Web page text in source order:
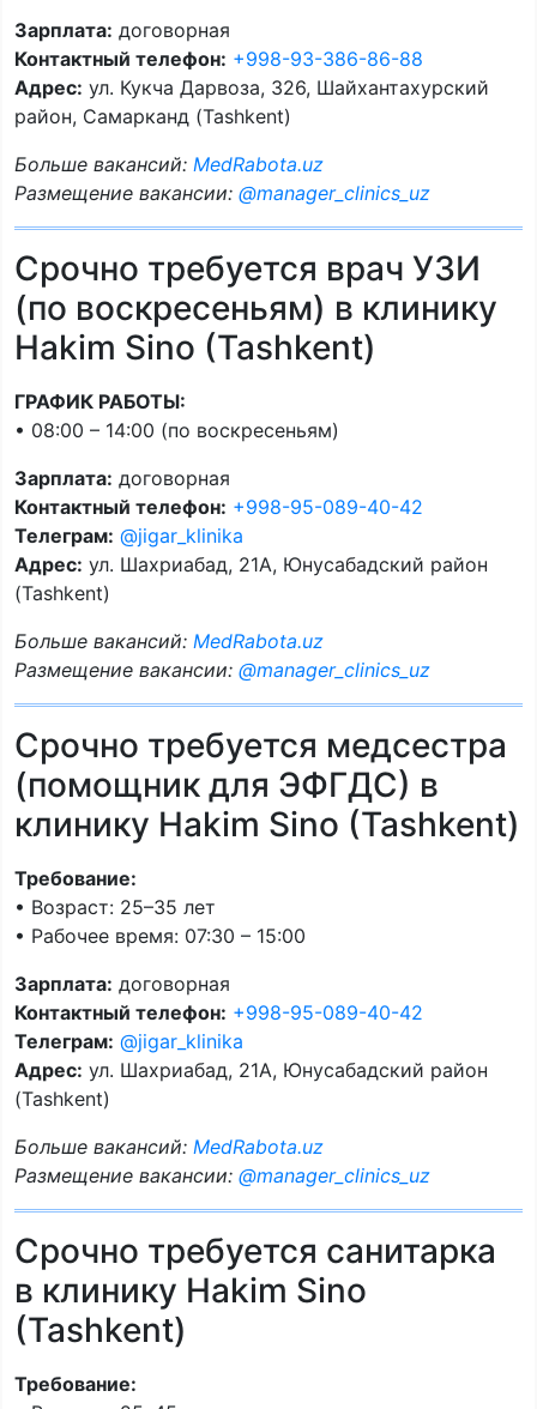
Зарплата: договорная
Контактный телефон: +998-93-386-86-88
Адрес: ул. Кукча Дарвоза, 326, Шайхантахурский
район, Самарканд (Tashkent)
Больше вакансий: MedRabota.uz
Размещение вакансии: @manager_clinics_uz
Срочно требуется врач УЗИ
(по воскресеньям) в клинику
Hakim Sino (Tashkent)
ГРАФИК РАБОТЫ:
• 08:00 – 14:00 (по воскресеньям)
Зарплата: договорная
Контактный телефон: +998-95-089-40-42
Телеграм: @jigar_klinika
Адрес: ул. Шахриабад, 21А, Юнусабадский район
(Tashkent)
Больше вакансий: MedRabota.uz
Размещение вакансии: @manager_clinics_uz
Срочно требуется медсестра
(помощник для ЭФГДС) в
клинику Hakim Sino (Tashkent)
Требование:
• Возраст: 25–35 лет
• Рабочее время: 07:30 – 15:00
Зарплата: договорная
Контактный телефон: +998-95-089-40-42
Телеграм: @jigar_klinika
Адрес: ул. Шахриабад, 21А, Юнусабадский район
(Tashkent)
Больше вакансий: MedRabota.uz
Размещение вакансии: @manager_clinics_uz
Срочно требуется санитарка
в клинику Hakim Sino
(Tashkent)
Требование: